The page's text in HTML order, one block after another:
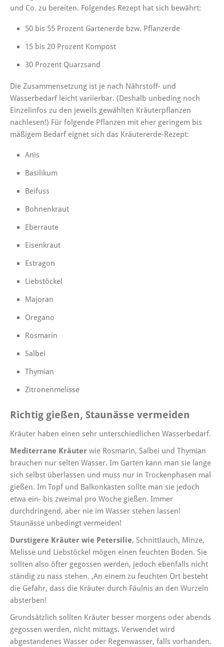
und Co. zu bereiten. Folgendes Rezept hat sich bewährt:
50 bis 55 Prozent Gartenerde bzw. Pflanzerde
15 bis 20 Prozent Kompost
30 Prozent Quarzsand
Die Zusammensetzung ist je nach Nährstoff- und
Wasserbedarf leicht variierbar. (Deshalb unbeding noch
Einzelinfos zu den jeweils gewählten Kräuterpflanzen
nachlesen!) Für folgende Pflanzen mit eher geringem bis
mäßigem Bedarf eignet sich das Kräutererde-Rezept:
Anis
Basilikum
Beifuss
Bohnenkraut
Eberraute
Eisenkraut
Estragon
Liebstöckel
Majoran
Oregano
Rosmarin
Salbei
Thymian
Zitronenmelisse
Richtig gießen, Staunässe vermeiden
Kräuter haben einen sehr unterschiedlichen Wasserbedarf.
Mediterrane Kräuter wie Rosmarin, Salbei und Thymian
brauchen nur selten Wasser. Im Garten kann man sie lange
sich selbst überlassen und muss nur in Trockenphasen mal
gießen. Im Topf und Balkonkasten sollte man sie jedoch
etwa ein- bis zweimal pro Woche gießen. Immer
durchdringend, aber nie im Wasser stehen lassen!
Staunässe unbedingt vermeiden!
Durstigere Kräuter wie Petersilie, Schnittlauch, Minze,
Melisse und Liebstöckel mögen einen feuchten Boden. Sie
sollten also öfter gegossen werden, jedoch ebenfalls nicht
ständig zu nass stehen. ‚An einem zu feuchten Ort besteht
die Gefahr, dass die Kräuter durch Fäulnis an den Wurzeln
absterben!
Grundsätzlich sollten Kräuter besser morgens oder abends
gegossen werden, nicht mittags. Verwendet wird
abgestandenes Wasser oder Regenwasser, falls vorhanden.